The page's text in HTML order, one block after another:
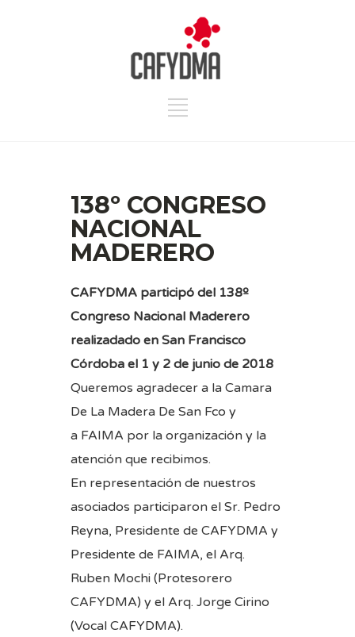
138º CONGRESO
NACIONAL
MADERERO
CAFYDMA participó del 138º
Congreso Nacional Maderero
realizadado en San Francisco
Córdoba el 1 y 2 de junio de 2018
Queremos agradecer a la Camara
De La Madera De San Fco y
a FAIMA por la organización y la
atención que recibimos.
En representación de nuestros
asociados participaron el Sr. Pedro
Reyna, Presidente de CAFYDMA y
Presidente de FAIMA, el Arq.
Ruben Mochi (Protesorero
CAFYDMA) y el Arq. Jorge Cirino
(Vocal CAFYDMA).